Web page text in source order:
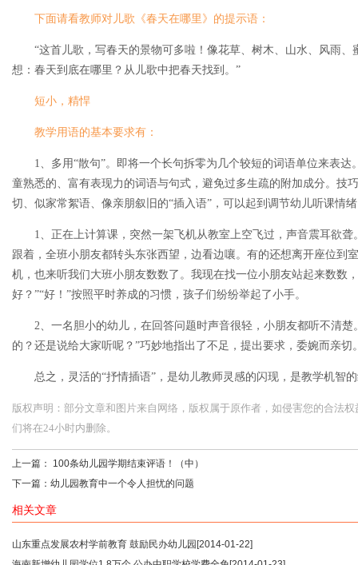
下面请看教师对儿歌《春天在哪里》的提示语：
“这首儿歌，写春天的景物可多啦！像花草、树木、山水、风雨
想：春天到底在哪里？从儿歌中把春天找到。”
短小，精悍
教学用语的基本要求有：
1、多用“散句”。即将一个长句拆零为几个较短的词语单位来表
童熟悉的、富有表现力的词语与句式，避免过多生疏的附加成分。技
切、似家常絮语、像亲朋叙旧的“插入语”，可以起到调节幼儿听课情
1、正在上计算课，突然一架飞机从教室上空飞过，声音震耳欲
跟着，全班小朋友都转头东张西望，边看边嚷。有的还想离开座位到
机，也来听我们大班小朋友数数了。我现在找一位小朋友站起来数数
好？”“好！”按照平时养成的习惯，孩子们纷纷举起了小手。
2、一名胆小的幼儿，在回答问题时声音很轻，小朋友都听不清
的？还是说给大家听呢？”巧妙地指出了不足，提出要求，委婉而亲切
总之，灵活的“抒情插语”，是幼儿教师灵感的闪现，是教学机智
版权声明：部分文章和图片来自网络，版权属于原作者，如侵害您的合法
们将在24小时内删除。
上一篇： 100条幼儿园学期结束评语！（中）
下一篇： 幼儿园教育中一个令人担忧的问题
相关文章
山东重点发展农村学前教育 鼓励民办幼儿园 [2014-01-22]